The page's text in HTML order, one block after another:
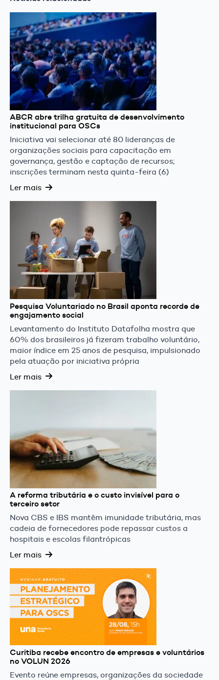
ABCR abre trilha gratuita de desenvolvimento
institucional para OSCs
Iniciativa vai selecionar até 80 lideranças de
organizações sociais para capacitação em
governança, gestão e captação de recursos;
inscrições terminam nesta quinta-feira (6)
Ler mais
Pesquisa Voluntariado no Brasil aponta recorde de
engajamento social
Levantamento do Instituto Datafolha mostra que
60% dos brasileiros já fizeram trabalho voluntário,
maior índice em 25 anos de pesquisa, impulsionado
pela atuação por iniciativa própria
Ler mais
A reforma tributária e o custo invisível para o
terceiro setor
Nova CBS e IBS mantêm imunidade tributária, mas
cadeia de fornecedores pode repassar custos a
hospitais e escolas filantrópicas
Ler mais
Curitiba recebe encontro de empresas e voluntários
no VOLUN 2026
Evento reúne empresas, organizações da sociedade